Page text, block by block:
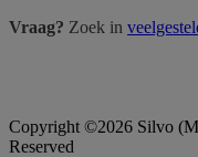
Vraag? Zoek in
Copyright ©2026 Silvo
Reserved